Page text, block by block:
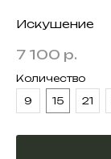
Искушение
7 100 р.
Количество
9
15 21